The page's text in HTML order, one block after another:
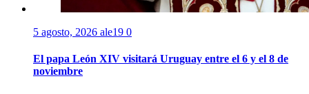
5 agosto, 2026 ale19 0
El papa León XIV visitará Uruguay entre el 6 y el 8 de
noviembre